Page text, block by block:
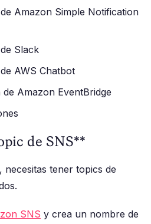
Amazon Simple Notification
Slack
AWS Chatbot
Amazon EventBridge
de SNS**
necesitas tener topics de
SNS y crea un nombre de